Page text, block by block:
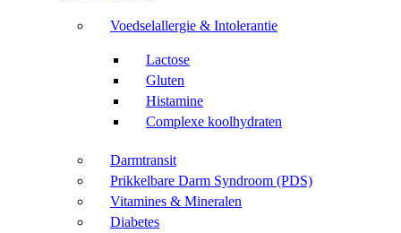
Voedselallergie & Intolerantie
Lactose
Gluten
Histamine
Complexe koolhydraten
Darmtransit
Prikkelbare Darm Syndroom (PDS)
Vitamines & Mineralen
Diabetes